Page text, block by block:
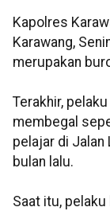
Kapolres
Karawang,
merupakan
Terakhir,
membegal
pelajar di Jalan
bulan lalu.
Saat itu,